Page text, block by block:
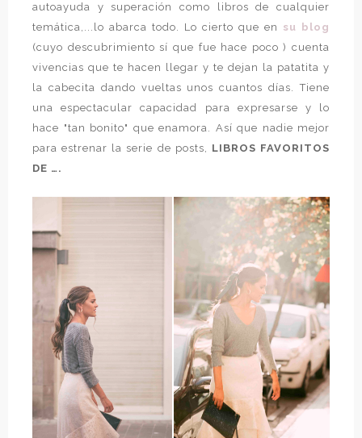
autoayuda y superación como libros de cualquier
temática,...lo abarca todo. Lo cierto que en su blog
(cuyo descubrimiento sí que fue hace poco ) cuenta
vivencias que te hacen llegar y te dejan la patatita y
la cabecita dando vueltas unos cuantos días. Tiene
una espectacular capacidad para expresarse y lo
hace "tan bonito" que enamora. Así que nadie mejor
para estrenar la serie de posts, LIBROS FAVORITOS
DE ….